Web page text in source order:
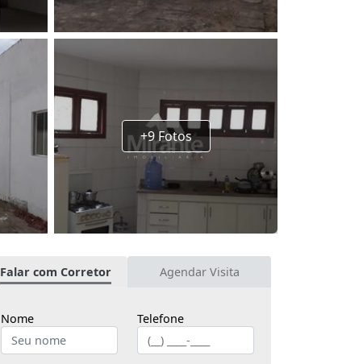
+9 Fotos
Falar com Corretor Agendar Visita
Nome Telefone